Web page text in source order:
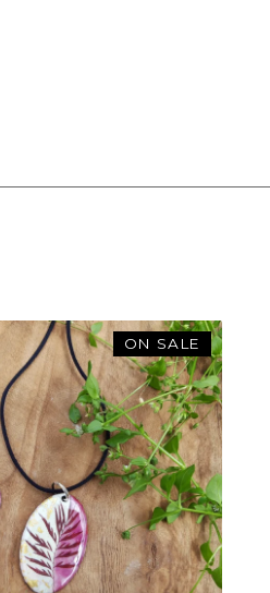
ON SALE